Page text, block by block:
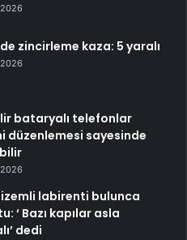
zincirleme kaza: 5 yaralı
bataryalı telefonlar
düzenlemesi sayesinde
labirenti bulunca
‘ Bazı kapılar asla
dedi